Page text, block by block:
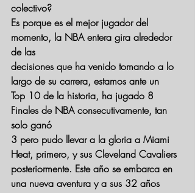
colectivo?
Es porque es el mejor jugador del
momento, la NBA entera gira alrededor
de las
decisiones que ha venido tomando a lo
largo de su carrera, estamos ante un
Top 10 de la historia, ha jugado 8
Finales de NBA consecutivamente, tan
solo ganó
3 pero pudo llevar a la gloria a Miami
Heat, primero, y sus Cleveland Cavaliers
posteriormente. Este año se embarca en
una nueva aventura y a sus 32 años